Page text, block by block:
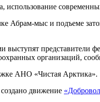
использование
Абрам-мыс и подъеме
представители
организаций,
АНО «Чистая Арктика».
движение